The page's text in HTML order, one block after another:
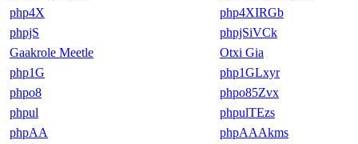
php4X
php4XIRGb
phpjS
phpjSiVCk
Gaakrole Meetle
Otxi Gia
php1G
php1GLxyr
phpo8
phpo85Zvx
phpul
phpulTEzs
phpAA
phpAAAkms